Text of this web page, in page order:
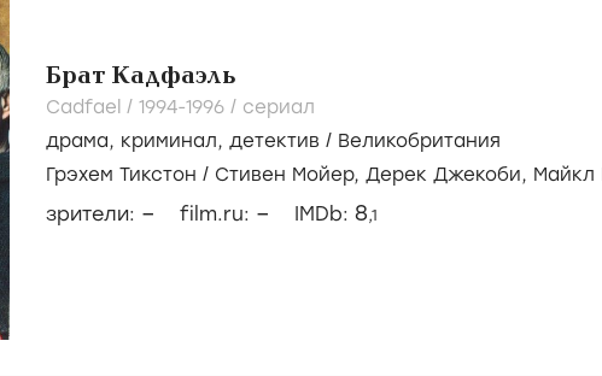
Брат Кадфаэль
Cadfael / 1994-1996 / сериал
драма, криминал, детектив / Великобритания
Грэхем Тикстон / Стивен Мойер, Дерек Джекоби, Майкл
зрители: – film.ru: – IMDb: 8,1